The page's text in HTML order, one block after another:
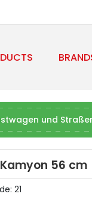
und
56 cm
21